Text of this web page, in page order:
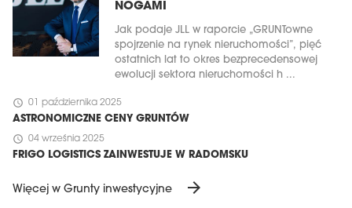
NOGAMI
Jak podaje JLL w raporcie „GRUNTowne
spojrzenie na rynek nieruchomości”, pięć
ostatnich lat to okres bezprecedensowej
ewolucji sektora nieruchomości h ...
schedule 01 października 2025
ASTRONOMICZNE CENY GRUNTÓW
schedule 04 września 2025
FRIGO LOGISTICS ZAINWESTUJE W RADOMSKU
Więcej w Grunty inwestycyjne arrow_forward